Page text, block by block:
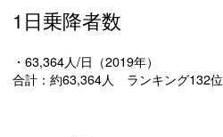
1日乗降者数
・63,364人/日（2019年）
合計：約63,364人 ランキング132位